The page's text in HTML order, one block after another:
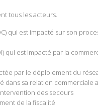
tous les acteurs.
qui est impacté sur son
qui est impacté par la
par le déploiement du
dans sa relation commerciale
des secours
de la fiscalité